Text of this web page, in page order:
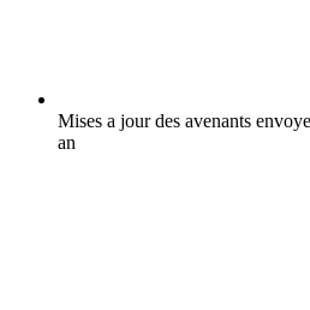
Mises a jour des avenants
an